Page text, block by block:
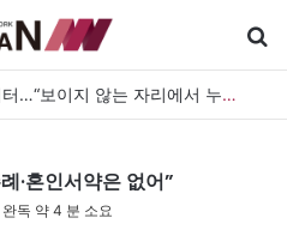
[신간] 대통령의 등 뒤 1미터…“보이지 않는 자리에서 누구를 지킨다는 것”
·혼인서약은 없어”
완독 약 4 분 소요